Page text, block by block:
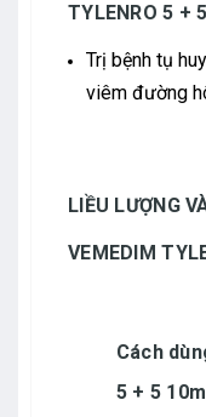
TYLENRO 5 +
Trị bệnh tụ
viêm đường
LIỀU LƯỢNG
VEMEDIM
Cách
5 + 5